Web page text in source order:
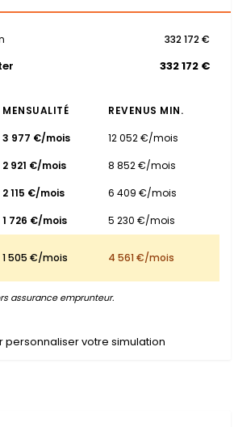
332 172 €
332 172 €
MENSUALITÉ
REVENUS MIN.
3 977 €/mois
12 052 €/mois
2 921 €/mois
8 852 €/mois
2 115 €/mois
6 409 €/mois
1 726 €/mois
5 230 €/mois
1 505 €/mois 4 561 €/mois
assurance emprunteur.
votre simulation